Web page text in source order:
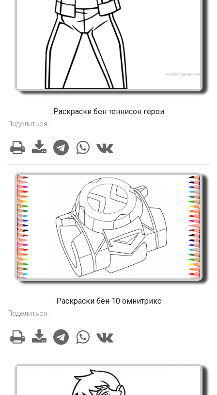
Раскраски бен теннисон герои
Поделиться:
Раскраски бен 10 омнитрикс
Поделиться: